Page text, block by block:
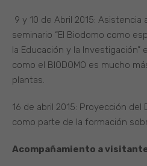
9 y 10 de Abril 2015:
seminario “El Biodomo como
la Educación y la Investigación”
como el BIODOMO es mucho
plantas.
16 de abril 2015: Proyección del
como parte de la formación
Acompañamiento a